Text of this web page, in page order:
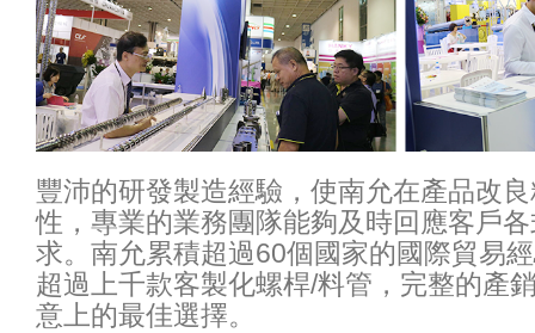
豐沛的研發製造經驗，使南允在產品改
性，專業的業務團隊能夠及時回應客戶
求。南允累積超過60個國家的國際貿易
超過上千款客製化螺桿/料管，完整的產
意上的最佳選擇。